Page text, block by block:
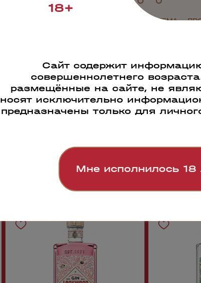
СВОЯ СИСТЕМА
18+
Сайт содержит
совершеннолетнего
размещённые на сайте, не
носят исключительно
предназначены только для
Мне исполнилось 18